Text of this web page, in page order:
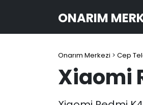
ONARIM
Onarım Merkezi > Cep
Xiaomi